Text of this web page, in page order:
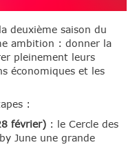
deuxième saison du
ambition : donner la
pleinement leurs
économiques et les
:
février): le Cercle des
June une grande